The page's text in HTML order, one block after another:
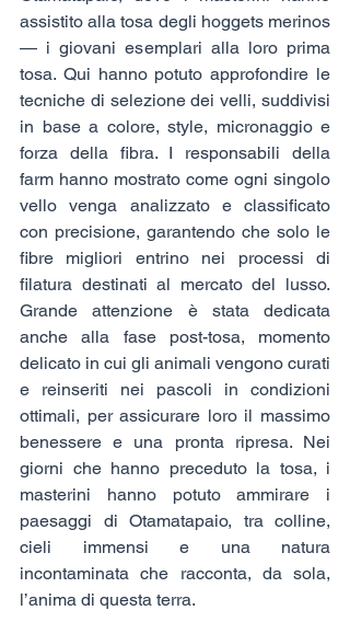
assistito alla tosa degli hoggets merinos
— i giovani esemplari alla loro prima
tosa. Qui hanno potuto approfondire le
tecniche di selezione dei velli, suddivisi
in base a colore, style, micronaggio e
forza della fibra. I responsabili della
farm hanno mostrato come ogni singolo
vello venga analizzato e classificato
con precisione, garantendo che solo le
fibre migliori entrino nei processi di
filatura destinati al mercato del lusso.
Grande attenzione è stata dedicata
anche alla fase post-tosa, momento
delicato in cui gli animali vengono curati
e reinseriti nei pascoli in condizioni
ottimali, per assicurare loro il massimo
benessere e una pronta ripresa. Nei
giorni che hanno preceduto la tosa, i
masterini hanno potuto ammirare i
paesaggi di Otamatapaio, tra colline,
cieli immensi e una natura
incontaminata che racconta, da sola,
l’anima di questa terra.